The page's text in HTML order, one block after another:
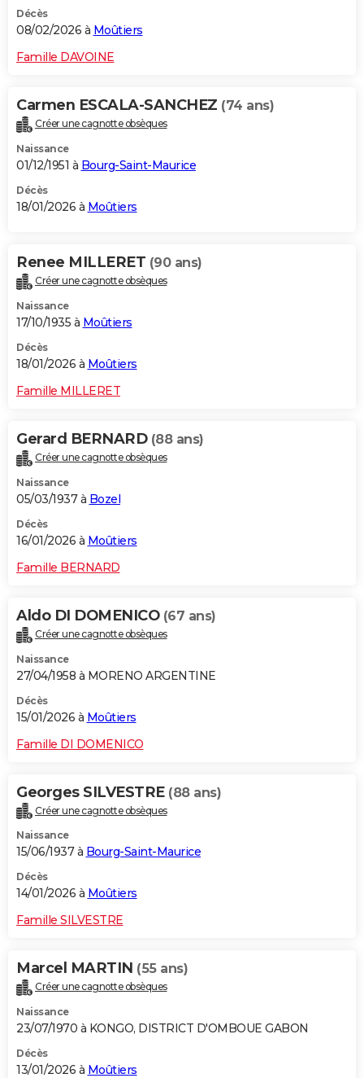
Décès
08/02/2026 à Moûtiers
Famille DAVOINE
Carmen ESCALA-SANCHEZ (74 ans)
Créer une cagnotte obsèques
Naissance
01/12/1951 à Bourg-Saint-Maurice
Décès
18/01/2026 à Moûtiers
Renee MILLERET (90 ans)
Créer une cagnotte obsèques
Naissance
17/10/1935 à Moûtiers
Décès
18/01/2026 à Moûtiers
Famille MILLERET
Gerard BERNARD (88 ans)
Créer une cagnotte obsèques
Naissance
05/03/1937 à Bozel
Décès
16/01/2026 à Moûtiers
Famille BERNARD
Aldo DI DOMENICO (67 ans)
Créer une cagnotte obsèques
Naissance
27/04/1958 à MORENO ARGENTINE
Décès
15/01/2026 à Moûtiers
Famille DI DOMENICO
Georges SILVESTRE (88 ans)
Créer une cagnotte obsèques
Naissance
15/06/1937 à Bourg-Saint-Maurice
Décès
14/01/2026 à Moûtiers
Famille SILVESTRE
Marcel MARTIN (55 ans)
Créer une cagnotte obsèques
Naissance
23/07/1970 à KONGO, DISTRICT D'OMBOUE GABON
Décès
13/01/2026 à Moûtiers